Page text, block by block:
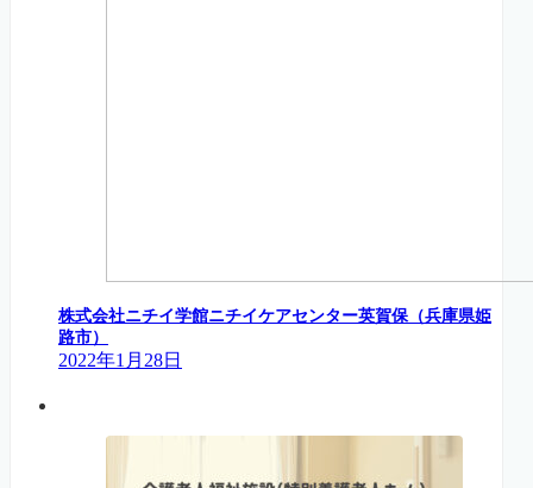
株式会社ニチイ学館ニチイケアセンター英賀保（兵庫県姫
路市）
2022年1月28日